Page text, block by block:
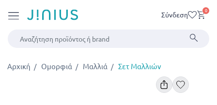
Σύνδεση 0
Αρχική Ομορφιά Μαλλιά Σετ Μαλλιών